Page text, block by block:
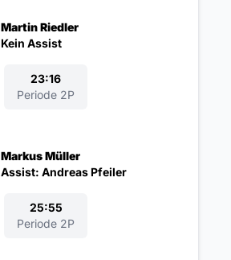
Martin Riedler
Kein Assist
23:16
Periode 2P
Markus Müller
Assist: Andreas Pfeiler
25:55
Periode 2P